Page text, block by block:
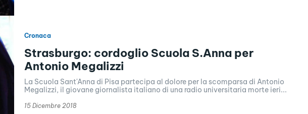
Cronaca
Strasburgo: cordoglio Scuola S.Anna per
Antonio Megalizzi
La Scuola Sant'Anna di Pisa partecipa al dolore per la scomparsa di Antonio
Megalizzi, il giovane giornalista italiano di una radio universitaria morte ieri...
15 Dicembre 2018